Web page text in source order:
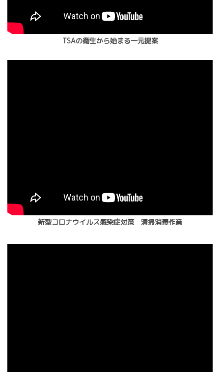
TSAの衛生から始まる一元提案
新型コロナウイルス感染症対策 清掃消毒作業